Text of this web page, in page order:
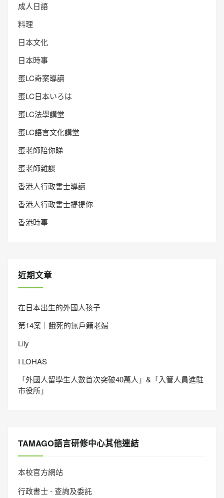
成人日語
料理
日本文化
日本時事
蛋LC奇案導讀
蛋LC日本いろは
蛋LC法學講堂
蛋LC語言文化講堂
蛋老師陪你睇
蛋老師雜談
香港人行政書士導讀
香港人行政書士提提你
香港時事
近期文章
在日本出生的外國人孩子
第14案｜餓死的無戶籍老婦
Lily
I LOHAS
「外國人留學生人數首次突破40萬人」&「入管人員進駐
市役所」
TAMAGO語言研修中心其他連結
本校官方網站
行政書士 - 查詢及委託